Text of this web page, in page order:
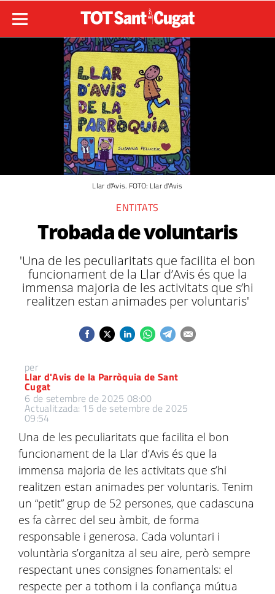
Llar d'Avis. FOTO: Llar d'Avis
ENTITATS
Trobada de voluntaris
'Una de les peculiaritats que facilita el bon
funcionament de la Llar d’Avis és que la
immensa majoria de les activitats que s’hi
realitzen estan animades per voluntaris'
per
Llar d'Avis de la Parròquia de Sant
Cugat
6 de setembre de 2025 08:00
Actualitzada: 15 de setembre de 2025
09:54
Una de les peculiaritats que facilita el bon
funcionament de la Llar d’Avis és que la
immensa majoria de les activitats que s’hi
realitzen estan animades per voluntaris. Tenim
un “petit” grup de 52 persones, que cadascuna
es fa càrrec del seu àmbit, de forma
responsable i generosa. Cada voluntari i
voluntària s’organitza al seu aire, però sempre
respectant unes consignes fonamentals: el
respecte per a tothom i la confiança mútua